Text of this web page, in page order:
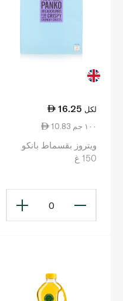
16.25 لكل
10.83 ١٠٠ جم
ويتروز بقسماط بانكو
150 غ
0